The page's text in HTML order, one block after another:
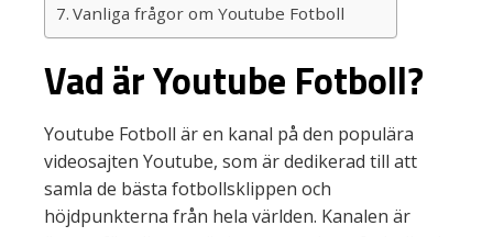
Vanliga frågor om Youtube Fotboll
Vad är Youtube Fotboll?
Youtube Fotboll är en kanal på den populära
videosajten Youtube, som är dedikerad till att
samla de bästa fotbollsklippen och
höjdpunkterna från hela världen. Kanalen är